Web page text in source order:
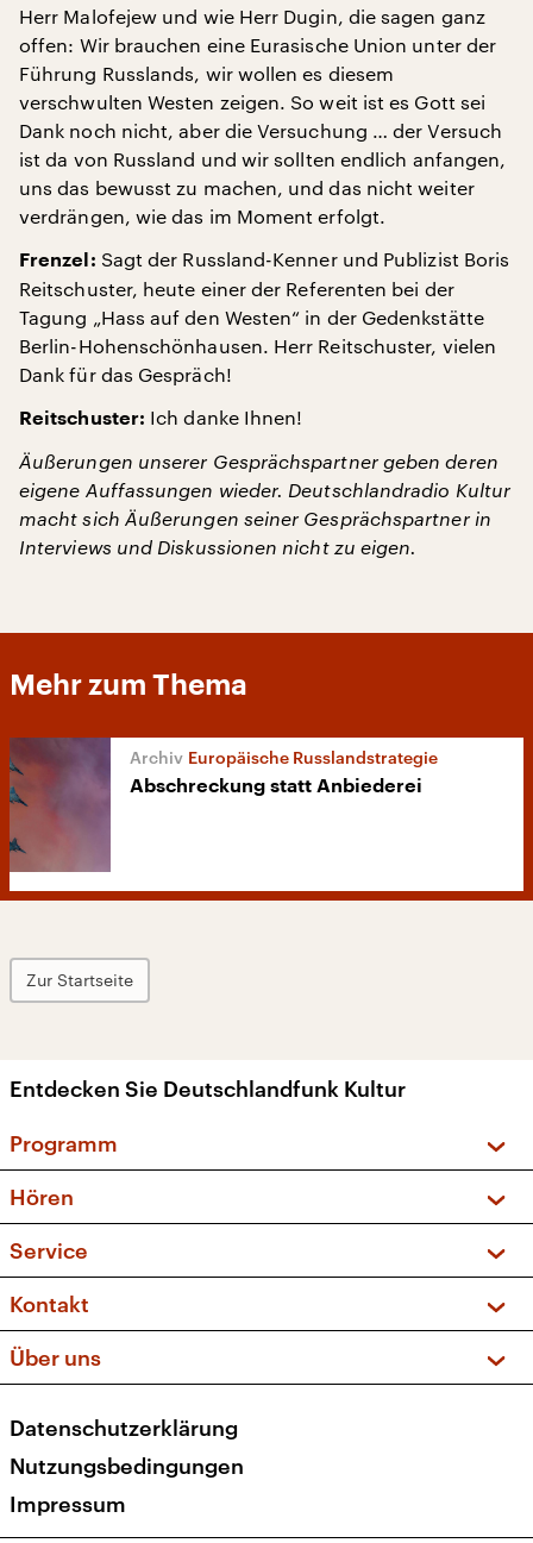
Herr Malofejew und wie Herr Dugin, die sagen ganz
offen: Wir brauchen eine Eurasische Union unter der
Führung Russlands, wir wollen es diesem
verschwulten Westen zeigen. So weit ist es Gott sei
Dank noch nicht, aber die Versuchung … der Versuch
ist da von Russland und wir sollten endlich anfangen,
uns das bewusst zu machen, und das nicht weiter
verdrängen, wie das im Moment erfolgt.
Frenzel: Sagt der Russland-Kenner und Publizist Boris
Reitschuster, heute einer der Referenten bei der
Tagung „Hass auf den Westen“ in der Gedenkstätte
Berlin-Hohenschönhausen. Herr Reitschuster, vielen
Dank für das Gespräch!
Reitschuster: Ich danke Ihnen!
Äußerungen unserer Gesprächspartner geben deren
eigene Auffassungen wieder. Deutschlandradio Kultur
macht sich Äußerungen seiner Gesprächspartner in
Interviews und Diskussionen nicht zu eigen.
Mehr zum Thema
Europäische Russlandstrategie
Abschreckung statt Anbiederei
Zur Startseite
Entdecken Sie Deutschlandfunk Kultur
Programm
Sendungen und Podcasts
Musikliste
Kakadu – Das Kinderprogramm
Hören
Frequenzen (UKW + DAB+)
Service
FAQ
Apps
Newsletter
Veranstaltungen
Kontakt
Social Media
Über uns
Presse
Karriere
Transparenz
Datenschutzerklärung
Nutzungsbedingungen
Impressum